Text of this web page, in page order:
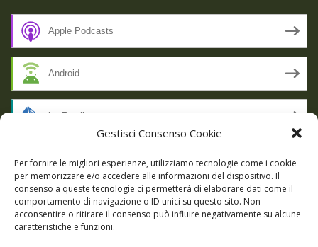
Gestisci Consenso Cookie
Per fornire le migliori esperienze, utilizziamo tecnologie come i cookie
per memorizzare e/o accedere alle informazioni del dispositivo. Il
consenso a queste tecnologie ci permetterà di elaborare dati come il
comportamento di navigazione o ID unici su questo sito. Non
acconsentire o ritirare il consenso può influire negativamente su alcune
caratteristiche e funzioni.
Apple Podcasts
Android
by Email
RSS
SSL SECURE